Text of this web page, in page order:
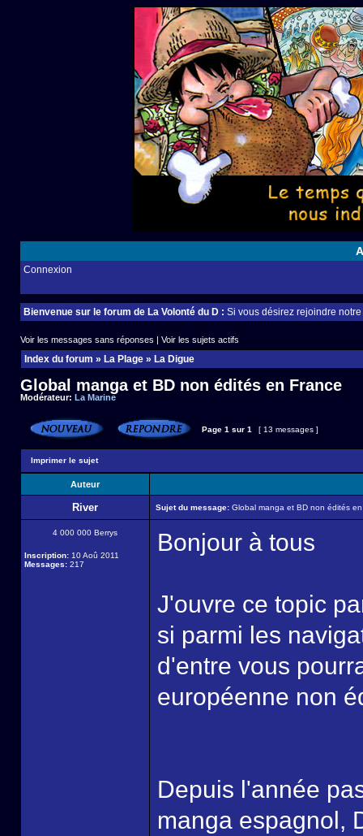
Connexion
Bienvenue sur le forum de La Volonté du D : Si vous désirez rejoindre
Voir les messages sans réponses | Voir les sujets actifs
Index du forum » La Plage » La Digue
Global manga et BD non édités en France
Modérateur: La Marine
Page 1 sur 1 [ 13 messages ]
Imprimer le sujet
Auteur
River Sujet du message: Global manga et BD non édités
4 000 000 Berrys
Inscription: 10 Aoû 2011
Messages: 217
Bonjour à tous
J'ouvre ce topic
si parmi les
d'entre vous
européenne non
Depuis l'année
manga espagnol,